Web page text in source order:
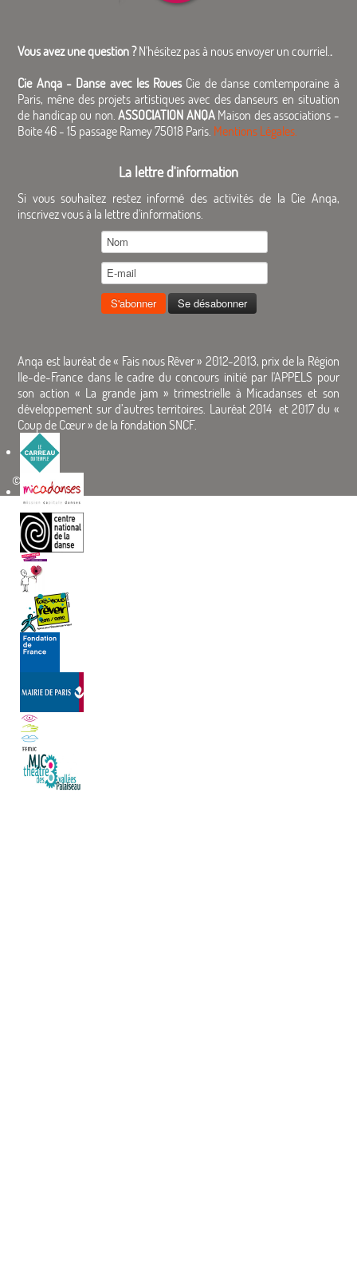
Vous avez une question ?N'hésitez pas à nous envoyer un courriel. .
Cie Anqa - Danse avec les Roues Cie de danse comtemporaine à
Paris, mêne des projets artistiques avec des danseurs en situation
de handicap ou non.ASSOCIATION ANQAMaison des associations -
Boite 46 - 15 passage Ramey 75018 Paris. Mentions Légales.
La lettre d'information
Si vous souhaitez restez informé des activités de la Cie Anqa,
inscrivez vous à la lettre d'informations.
Anqa est lauréat de « Fais nous Rêver » 2012-2013, prix de la Région
Ile-de-France dans le cadre du concours initié par l'APPELS pour
son action « La grande jam » trimestrielle à Micadanses et son
développement sur d’autres territoires. Lauréat 2014 et 2017 du «
Coup de Cœur » de la fondation SNCF.
© 2026 Anqa